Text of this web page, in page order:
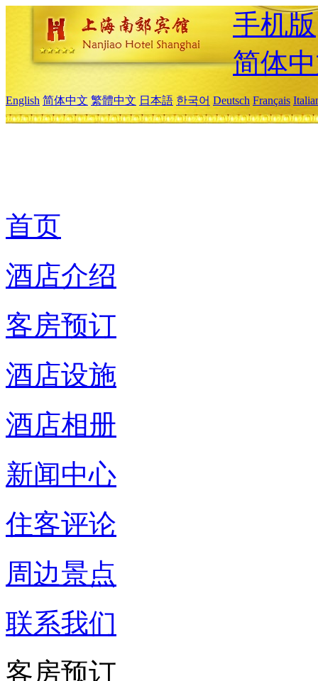
手机版
简体
English 简体中文 繁體中文 日本語 한국어 Deutsch Français
首页
酒店介绍
客房预订
酒店设施
酒店相册
新闻中心
住客评论
周边景点
联系我们
客房预订